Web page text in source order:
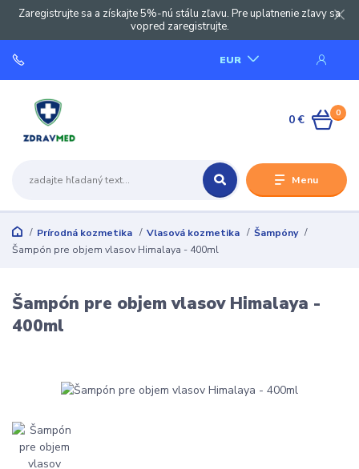
Zaregistrujte sa a získajte 5%-nú stálu zľavu. Pre uplatnenie zľavy sa
vopred zaregistrujte.
Menu
EUR
0
0 €
Prírodná kozmetika Vlasová kozmetika
Šampóny
Šampón pre objem vlasov Himalaya - 400ml
Šampón pre objem vlasov Himalaya -
400ml